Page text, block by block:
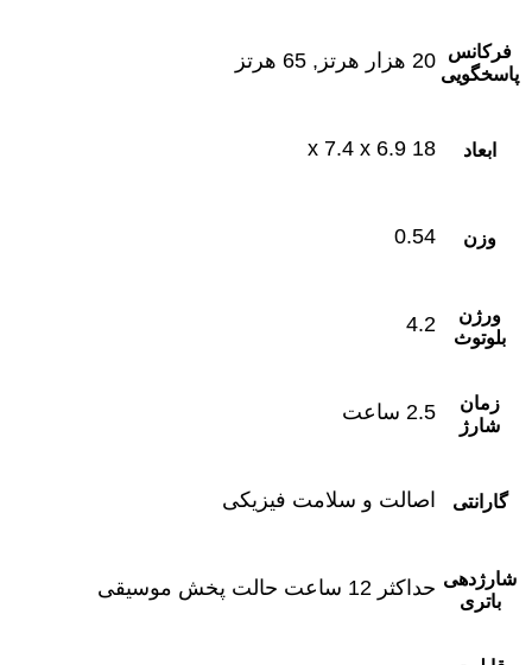
فرکانس
پاسخگویی
20 هزار هرتز, 65 هرتز
ابعاد 18 x 7.4 x 6.9
وزن 0.54
ورژن
بلوتوث
4.2
زمان
شارژ
2.5 ساعت
گارانتی اصالت و سلامت فیزیکی
شارژدهی
باتری
حداکثر 12 ساعت حالت پخش موسیقی